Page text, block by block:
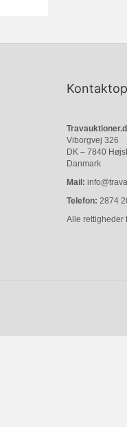
Viborgvej 326
DK – 7840
Danmark
Mail:
Telefon: 2874
Alle rettigheder